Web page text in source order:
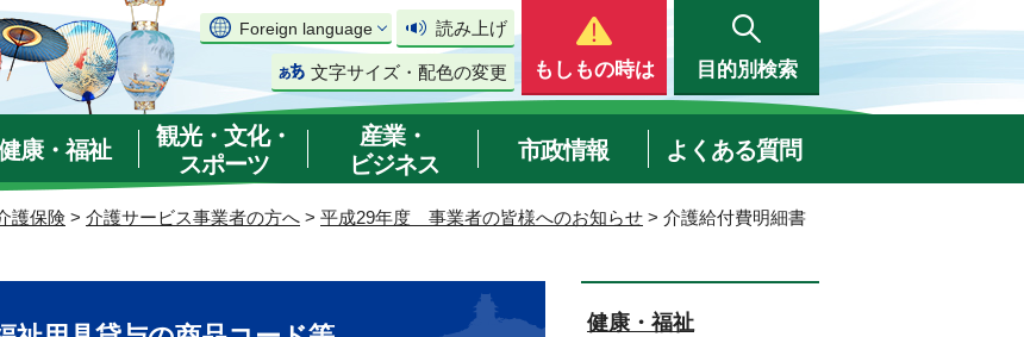
Foreign language 読み上げ
文字サイズ・配色の変更 もしもの時は 目的別検索
康・福祉
観光・文化・
スポーツ
産業・
ビジネス
市政情報 よくある質問
護保険 > 介護サービス事業者の方へ > 平成29年度 事業者の皆様へのお知らせ > 介護給付費明細書
健康・福祉